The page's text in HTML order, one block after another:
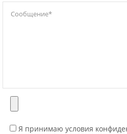
Я принимаю условия